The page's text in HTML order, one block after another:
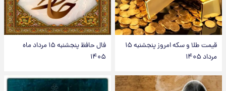
قیمت طلا و سکه امروز پنجشنبه ۱۵
مرداد ۱۴۰۵
فال حافظ پنجشنبه ۱۵ مرداد ماه
۱۴۰۵